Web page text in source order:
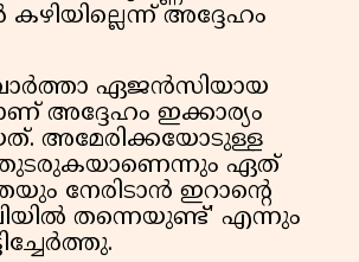
കഴിയില്ലെന്ന് അദ്ദേഹം
ഏജൻസിയായ
അദ്ദേഹം ഇക്കാര്യം
അമേരിക്കയോടുള്ള
തുടരുകയാണെന്നും ഏത്
നേരിടാൻ ഇറാൻ്റെ
തന്നെയുണ്ട്' എന്നും